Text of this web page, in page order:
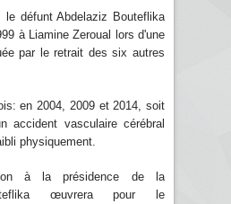
défunt Abdelaziz Bouteflika
à Liamine Zeroual lors d'une
par le retrait des six autres
en 2004, 2009 et 2014, soit
accident vasculaire cérébral
physiquement.
à la présidence de la
œuvrera pour le